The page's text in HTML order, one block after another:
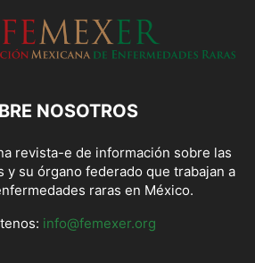
NOSOTROS
revista-e de información sobre las
y su órgano federado que trabajan a
raras en México.
info@femexer.org